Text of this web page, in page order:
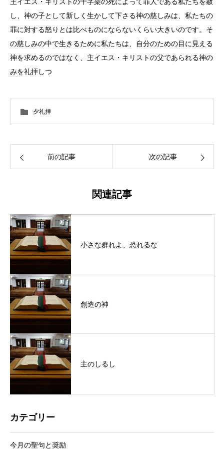
し、神の子として新しく生かして下さる神の慈しみは、私たちの
罪に対する怒りとは比べものにならないくらい大きいのです。そ
の慈しみの中で生きるために私たちは、自分のための目に見える
神を求めるのではなく、主イエス・キリストの父であられる神の
みを礼拝しつ
夕礼拝
前の記事 次の記事
関連記事
小さな群れよ、恐れるな
創造の神
主のしるし
カテゴリー
今月の聖句と奨励